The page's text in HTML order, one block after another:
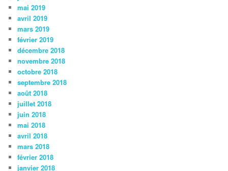
mai 2019
avril 2019
mars 2019
février 2019
décembre 2018
novembre 2018
octobre 2018
septembre 2018
août 2018
juillet 2018
juin 2018
mai 2018
avril 2018
mars 2018
février 2018
janvier 2018